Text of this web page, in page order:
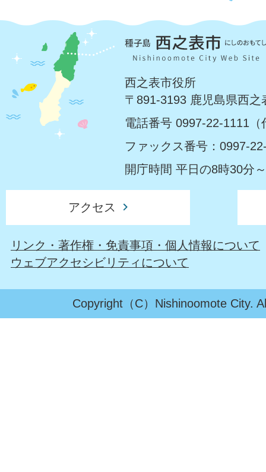
西之表市役所
〒891-3193 鹿児島県西
電話番号 0997-22-1111（
ファックス番号：0997-
開庁時間 平日の8時30分
アクセス
リンク・著作権・免責事項・個人情報について
ウェブアクセシビリティについて
Copyright（C）Nishinoomote City.